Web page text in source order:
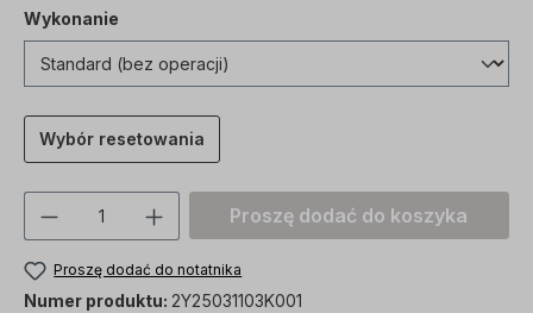
Wykonanie
Wybór resetowania
Ilość produktu: Proszę wprowadzić
Proszę dodać do koszyka
Proszę dodać do notatnika
Numer produktu: 2Y25031103K001